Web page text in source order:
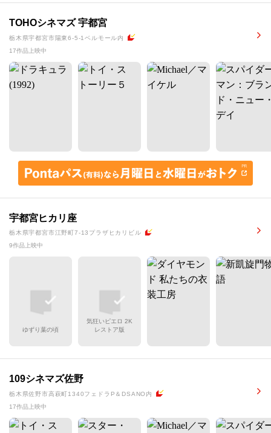
TOHOシネマズ 宇都宮
栃木県宇都宮市陽東6-5-1ベルモール内
17作品上映中
宇都宮ヒカリ座
栃木県宇都宮市江野町7-13プラザヒカリビル
9作品上映中
ゆずり葉の頃
気狂いピエロ 2K
レストア版
109シネマズ佐野
栃木県佐野市高萩町1340フェドラP＆DSANO内
17作品上映中